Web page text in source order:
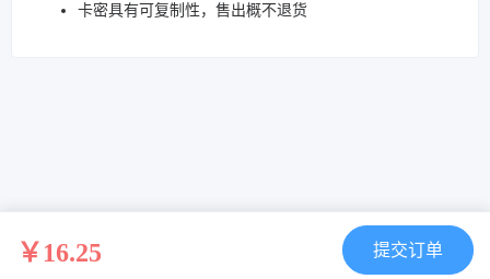
卡密具有可复制性，售出概不退货
￥16.25 提交订单